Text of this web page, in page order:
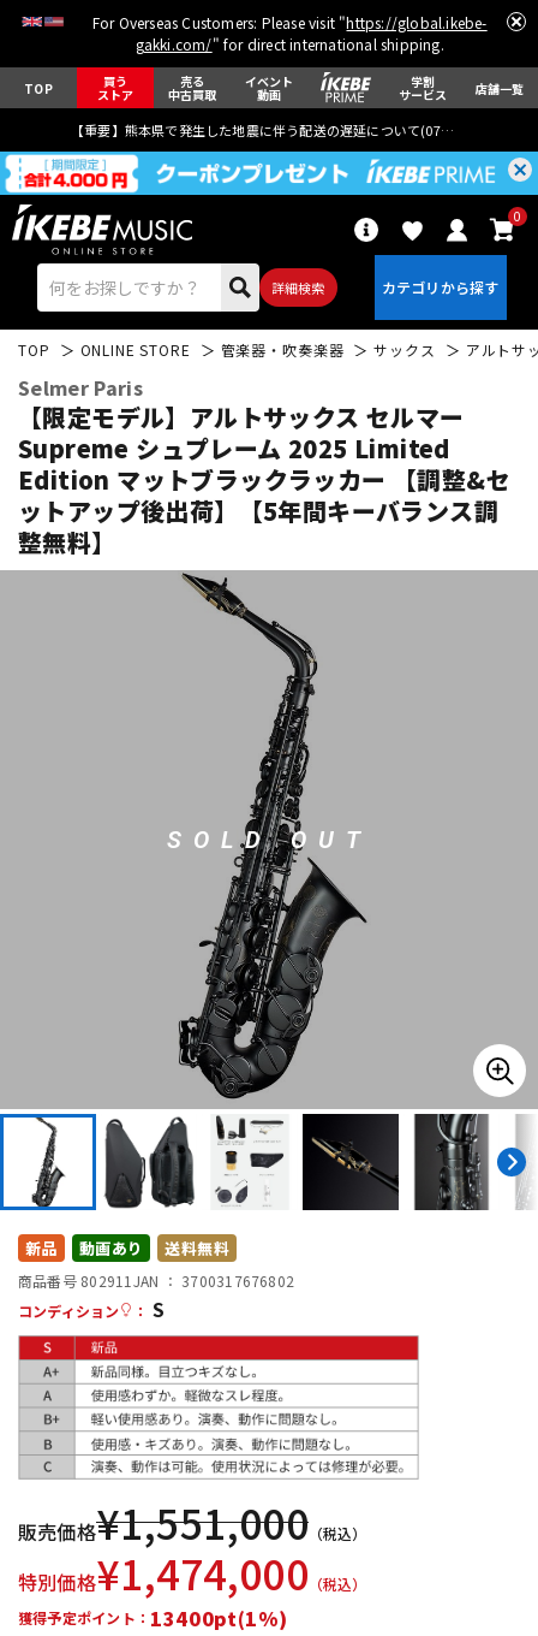
For Overseas Customers: Please visit "https://global.ikebe-
gakki.com/" for direct international shipping.
TOP 買う
ストア
売る
中古買取
イベント
動画
学割
サービス 店舗一覧
【重要】熊本県で発生した地震に伴う配送の遅延について(07月29日
詳細検索
0
エレキギター アコギ/エレアコ
ベース ウクレレ
その他楽器
エフェクター
DTM オンライン納品 レコーディング機器
配信/ライブ機器 楽器アクセサリ
中古
TOP ONLINE STORE 管楽器・吹奏楽器 サックス アルトサ
Selmer Paris
【限定モデル】アルトサックス セルマー
Supreme シュプレーム 2025 Limited
Edition マットブラックラッカー 【調整&セ
ットアップ後出荷】【5年間キーバランス調
整無料】
SOLD OUT
新品 動画あり 送料無料
商品番号 802911 JAN ： 3700317676802
コンディション
： S
販売価格¥1,551,000 （税込）
特別価格¥1,474,000 （税込）
獲得予定ポイント： 13400pt(1%)